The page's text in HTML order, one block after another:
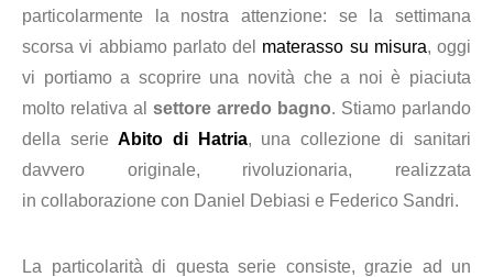
particolarmente la nostra attenzione: se la settimana
scorsa vi abbiamo parlato del materasso su misura, oggi
vi portiamo a scoprire una novità che a noi è piaciuta
molto relativa al settore arredo bagno. Stiamo parlando
della serieAbito di Hatria, una collezione di sanitari
davvero originale, rivoluzionaria, realizzata
in collaborazione con Daniel Debiasi e Federico Sandri.
La particolarità di questa serie consiste, grazie ad un